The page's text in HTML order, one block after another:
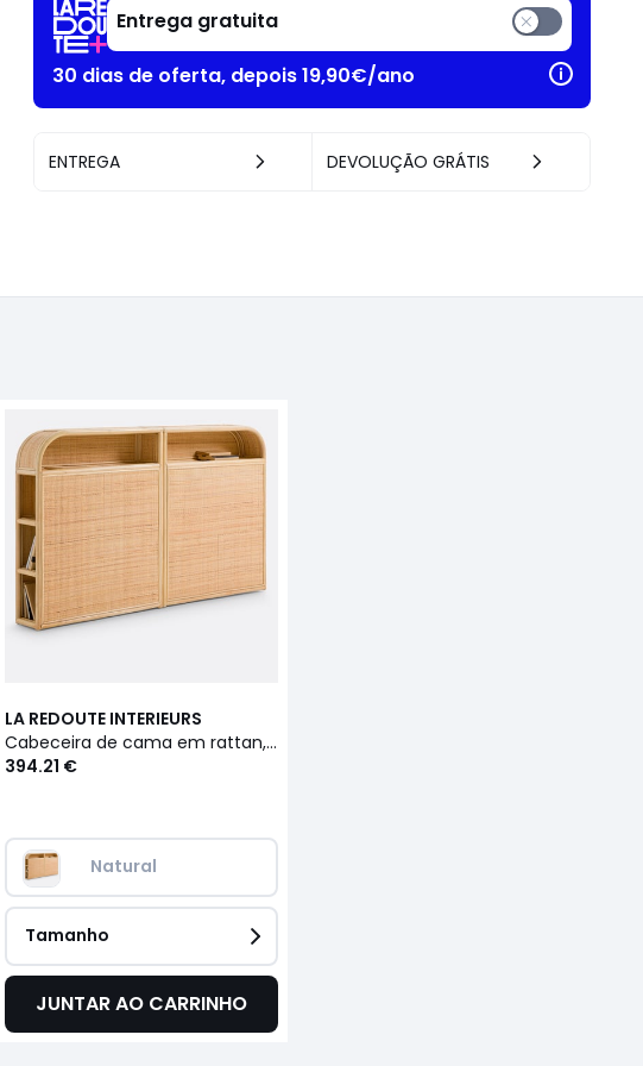
Entrega gratuita
30 dias de oferta, depois 19,90€/ano
ENTREGA DEVOLUÇÃO GRÁTIS
LA REDOUTE INTERIEURS
Cabeceira de cama em rattan, com arrumações, Ladara
394.21 €
Natural
Tamanho
JUNTAR AO CARRINHO